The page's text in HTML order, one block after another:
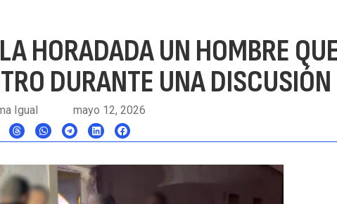
HORADADA UN HOMBRE
DURANTE UNA DISCUSIÓN
Igual mayo 12, 2026